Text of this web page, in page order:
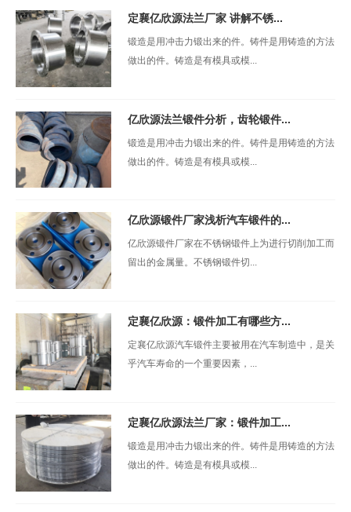
定襄亿欣源法兰厂家 讲解不锈...
锻造是用冲击力锻出来的件。铸件是用铸造的方法
做出的件。铸造是有模具或模...
亿欣源法兰锻件分析，齿轮锻件...
锻造是用冲击力锻出来的件。铸件是用铸造的方法
做出的件。铸造是有模具或模...
亿欣源锻件厂家浅析汽车锻件的...
亿欣源锻件厂家在不锈钢锻件上为进行切削加工而
留出的金属量。不锈钢锻件切...
定襄亿欣源：锻件加工有哪些方...
定襄亿欣源汽车锻件主要被用在汽车制造中，是关
乎汽车寿命的一个重要因素，...
定襄亿欣源法兰厂家：锻件加工...
锻造是用冲击力锻出来的件。铸件是用铸造的方法
做出的件。铸造是有模具或模...